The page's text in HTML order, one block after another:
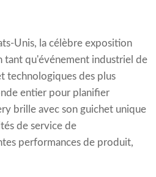
Unis, la célèbre exposition
tant qu'événement industriel de
technologiques des plus
entier pour planifier
brille avec son guichet unique
de service de
performances de produit,